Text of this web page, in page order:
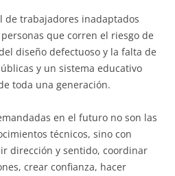
de trabajadores inadaptados
que corren el riesgo de
diseño defectuoso y la falta de
y un sistema educativo
toda una generación.
en el futuro no son las
técnicos, sino con
dirección y sentido, coordinar
crear confianza, hacer